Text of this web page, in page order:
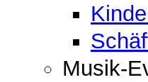
Musik-